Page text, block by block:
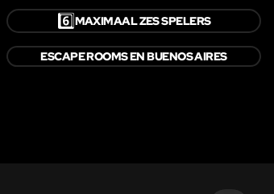
6️⃣MAXIMAAL ZES SPELERS
ESCAPE ROOMS EN BUENOS AIRES